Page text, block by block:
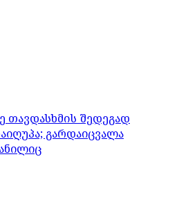
შედეგად
გარდაიცვალა